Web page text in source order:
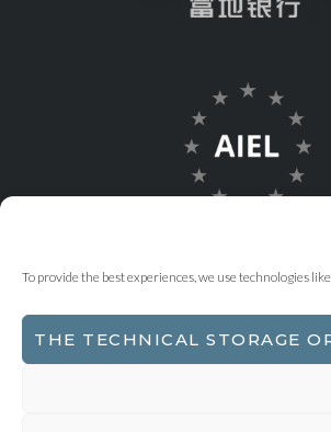
To provide the best experiences, we use technologies
THE TECHNICAL STORAGE